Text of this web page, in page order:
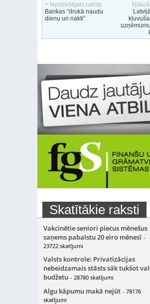
< Iepriekšējais raksts
Bankas “drukā naudu
dienu un nakti”
Skatītākie raksti
Vakcinētie seniori piecus mēnešus
saņems pabalstu 20 eiro mēnesī -
23722 skatījumi
Valsts kontrole: Privatizācijas
nebeidzamais stāsts sāk tukšot
budžetu - 28780 skatījumi
Algu kāpumu makā nejūt - 78176
skatījumi